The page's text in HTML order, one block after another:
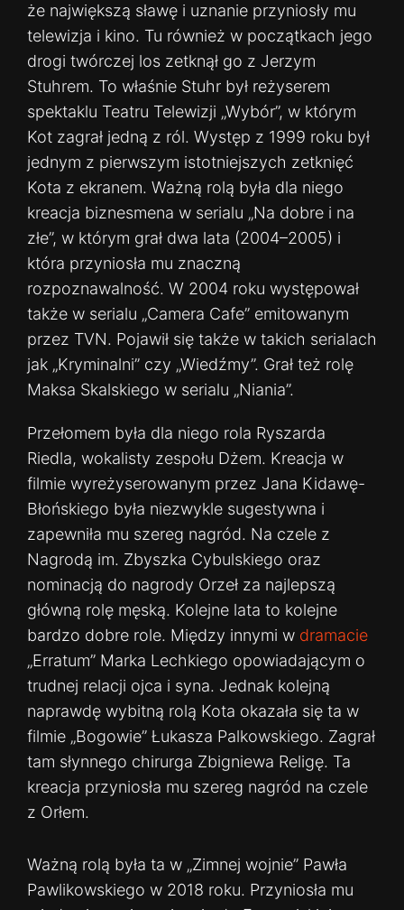
że największą sławę i uznanie przyniosły mu
telewizja i kino. Tu również w początkach jego
drogi twórczej los zetknął go z Jerzym
Stuhrem. To właśnie Stuhr był reżyserem
spektaklu Teatru Telewizji „Wybór”, w którym
Kot zagrał jedną z ról. Występ z 1999 roku był
jednym z pierwszym istotniejszych zetknięć
Kota z ekranem. Ważną rolą była dla niego
kreacja biznesmena w serialu „Na dobre i na
złe”, w którym grał dwa lata (2004–2005) i
która przyniosła mu znaczną
rozpoznawalność. W 2004 roku występował
także w serialu „Camera Cafe” emitowanym
przez TVN. Pojawił się także w takich serialach
jak „Kryminalni” czy „Wiedźmy”. Grał też rolę
Maksa Skalskiego w serialu „Niania”.
Przełomem była dla niego rola Ryszarda
Riedla, wokalisty zespołu Dżem. Kreacja w
filmie wyreżyserowanym przez Jana Kidawę-
Błońskiego była niezwykle sugestywna i
zapewniła mu szereg nagród. Na czele z
Nagrodą im. Zbyszka Cybulskiego oraz
nominacją do nagrody Orzeł za najlepszą
główną rolę męską. Kolejne lata to kolejne
bardzo dobre role. Między innymi w dramacie
„Erratum” Marka Lechkiego opowiadającym o
trudnej relacji ojca i syna. Jednak kolejną
naprawdę wybitną rolą Kota okazała się ta w
filmie „Bogowie” Łukasza Palkowskiego. Zagrał
tam słynnego chirurga Zbigniewa Religę. Ta
kreacja przyniosła mu szereg nagród na czele
z Orłem.
Ważną rolą była ta w „Zimnej wojnie” Pawła
Pawlikowskiego w 2018 roku. Przyniosła mu